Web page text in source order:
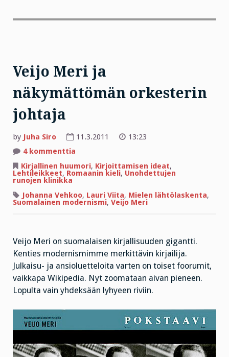
Veijo Meri ja
näkymättömän orkesterin
johtaja
by Juha Siro 11.3.2011
13:23
4 kommenttia
Meri
ja
näkymättömän
johtaja
Kirjallinen huumori, Kirjoittamisen ideat,
Lehtileikkeet, Romaanin kieli, Unohdettujen
runojen klinikka
Johanna Vehkoo, Lauri Viita, Mielen lähtölaskenta,
Suomalainen modernismi, Veijo Meri
Veijo Meri on suomalaisen kirjallisuuden gigantti.
Kenties modernismimme merkittävin kirjailija.
Julkaisu- ja ansioluetteloita varten on toiset foorumit,
vaikkapa Wikipedia. Nyt zoomataan aivan pieneen.
Lopulta vain yhdeksään lyhyeen riviin.